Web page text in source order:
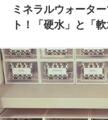
ミネラルウォータ
ト！「硬水」と「